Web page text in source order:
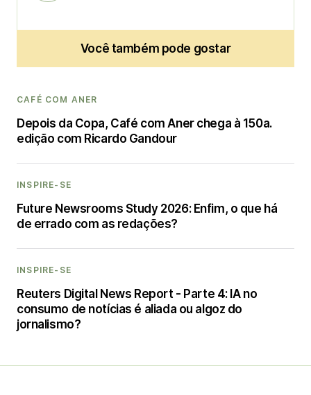
Você também pode gostar
CAFÉ COM ANER
Depois da Copa, Café com Aner chega à 150a.
edição com Ricardo Gandour
INSPIRE-SE
Future Newsrooms Study 2026: Enfim, o que há
de errado com as redações?
INSPIRE-SE
Reuters Digital News Report - Parte 4: IA no
consumo de notícias é aliada ou algoz do
jornalismo?